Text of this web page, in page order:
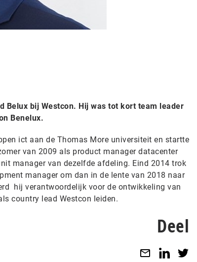
Belux bij Westcon. Hij was tot kort team leader
Benelux.
ict aan de Thomas More universiteit en startte
van 2009 als product manager datacenter
manager van dezelfde afdeling. Eind 2014 trok
manager om dan in de lente van 2018 naar
hij verantwoordelijk voor de ontwikkeling van
country lead Westcon leiden.
Deel